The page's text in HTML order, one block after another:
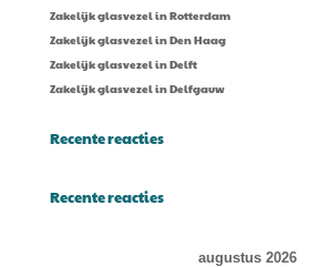
Zakelijk glasvezel in Rotterdam
Zakelijk glasvezel in Den Haag
Zakelijk glasvezel in Delft
Zakelijk glasvezel in Delfgauw
Recente reacties
Recente reacties
augustus 2026